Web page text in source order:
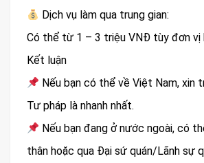
Dịch vụ làm qua trung gian:
Có thể từ 1 – 3 triệu VNĐ tùy đơn vị
Kết luận
Nếu bạn có thể về Việt Nam, xin
Tư pháp là nhanh nhất.
Nếu bạn đang ở nước ngoài, có
thân hoặc qua Đại sứ quán/Lãnh sự